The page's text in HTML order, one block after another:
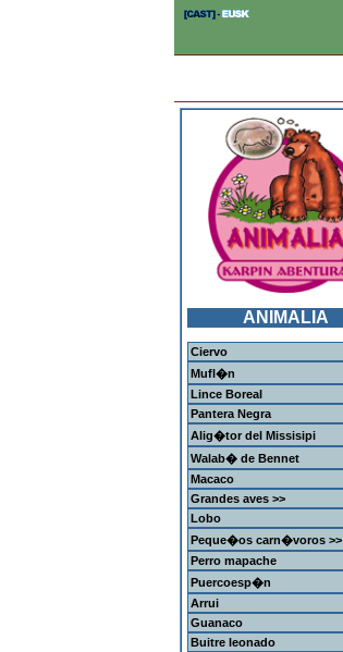
ANIMALIA
Ciervo
Mufl�n
Lince Boreal
Pantera Negra
Alig�tor del Missisipi
Walab� de Bennet
Macaco
Grandes aves >>
Lobo
Peque�os carn�voros >>
Perro mapache
Puercoesp�n
Arrui
Guanaco
Buitre leonado